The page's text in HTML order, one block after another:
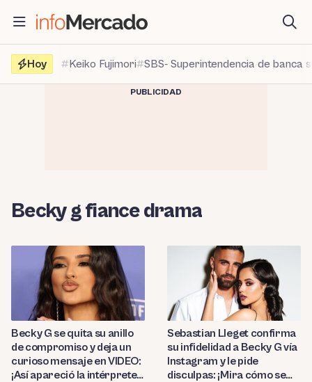
contenido
Hoy
Keiko Fujimori SBS- Superintendencia de banca
PUBLICIDAD
Becky g fiance drama
Becky G se quita su anillo
de compromiso y deja un
curioso mensaje en VIDEO:
¡Así apareció la intérprete
Sebastian Lleget confirma
su infidelidad a Becky G vía
Instagram y le pide
disculpas: ¡Mira cómo se